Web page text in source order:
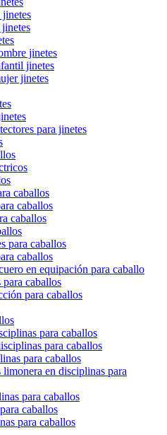
jinetes
jinetes
jinetes
jinetes
para jinetes
caballos
caballos
caballos
para caballos
caballos
en equipación para caballo
caballos
para caballos
para caballos
para caballos
para caballos
en disciplinas para
para caballos
caballos
para caballos